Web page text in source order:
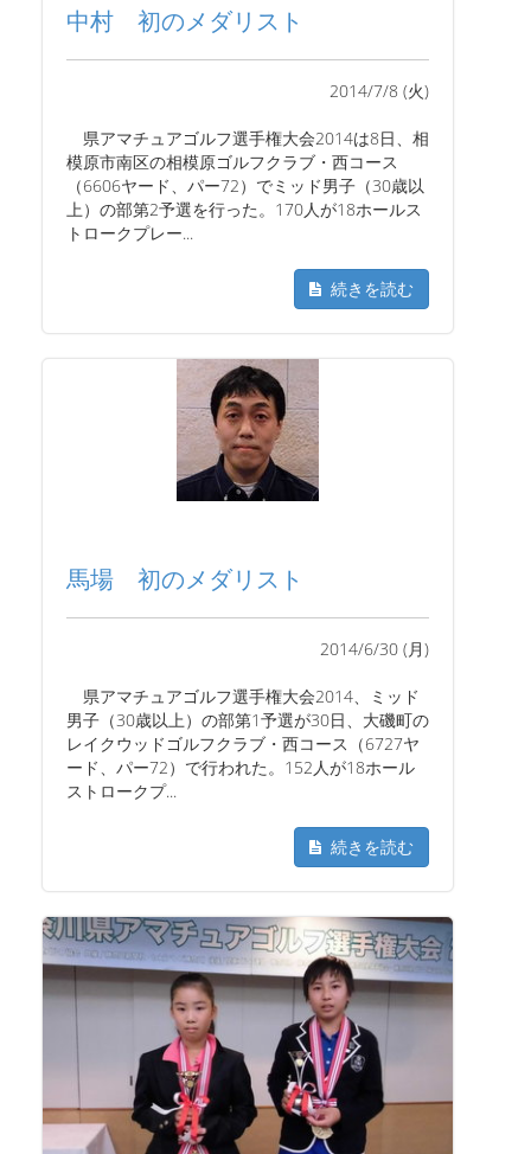
中村 初のメダリスト
2014/7/8 (火)
県アマチュアゴルフ選手権大会2014は8日、相
模原市南区の相模原ゴルフクラブ・西コース
（6606ヤード、パー72）でミッド男子（30歳以
上）の部第2予選を行った。170人が18ホールス
トロークプレー...
続きを読む
馬場 初のメダリスト
2014/6/30 (月)
県アマチュアゴルフ選手権大会2014、ミッド
男子（30歳以上）の部第1予選が30日、大磯町の
レイクウッドゴルフクラブ・西コース（6727ヤ
ード、パー72）で行われた。152人が18ホール
ストロークプ...
続きを読む